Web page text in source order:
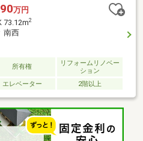
・ユニットバス交換・洗面化粧
温水洗浄便座交換・全室フロー
ス貼替住宅金融支援機構(フラッ
遣社員、契約社員、勤続の短
な方はご相談下さい！当マンシ
ざいます当マンションでのご売
の赤井までお気軽にお問合せく
万円
73.12m2
南西
所有権
リフォームリノベー
ション
エレベーター 2階以上